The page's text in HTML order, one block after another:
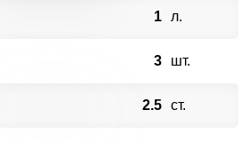
1 л.
3 шт.
2.5 ст.